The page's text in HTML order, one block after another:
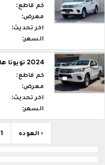
كم قاطع:
معرض:
اخر تحديث:
السعر:
2024 تويوتا هايلكس 2.7 4x4
كم قاطع:
معرض:
اخر تحديث:
السعر:
‹ العوده 1